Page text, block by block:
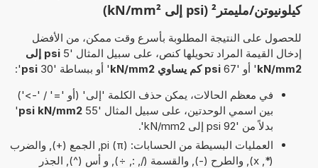
كيلونيوتن/مليمتر² (psi إلى kN/mm²)
للحصول على النتيجة المطلوبة بأسرع وقت ممكن، من الأفضل
إدخال القيمة المراد تحويلها كنص، على سبيل المثال '5
psi إلى
kN/mm2' أو '67 psi كم يساوي kN/mm2 ' أو ببساطة '30 psi
':
في معظم الحالات، يمكن حذف الكلمة 'إلى' (أو '=' / '->')
بين اسمي الوحدتين، على سبيل المثال '55
psi kN/mm2
'
بدلاً من '92 psi إلى kN/mm2'.
العمليات البسيطة من الحسابات: pi (π), الجمع (+), والضرب
(*, x), والطرح (-), والقسمة (/, :, ÷), و أس (^), الجذر